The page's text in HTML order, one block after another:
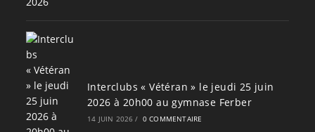
Interclubs « Vétéran » le jeudi 25 juin
2026 à 20h00 au gymnase Ferber
14 JUIN 2026 / 0 COMMENTAIRE